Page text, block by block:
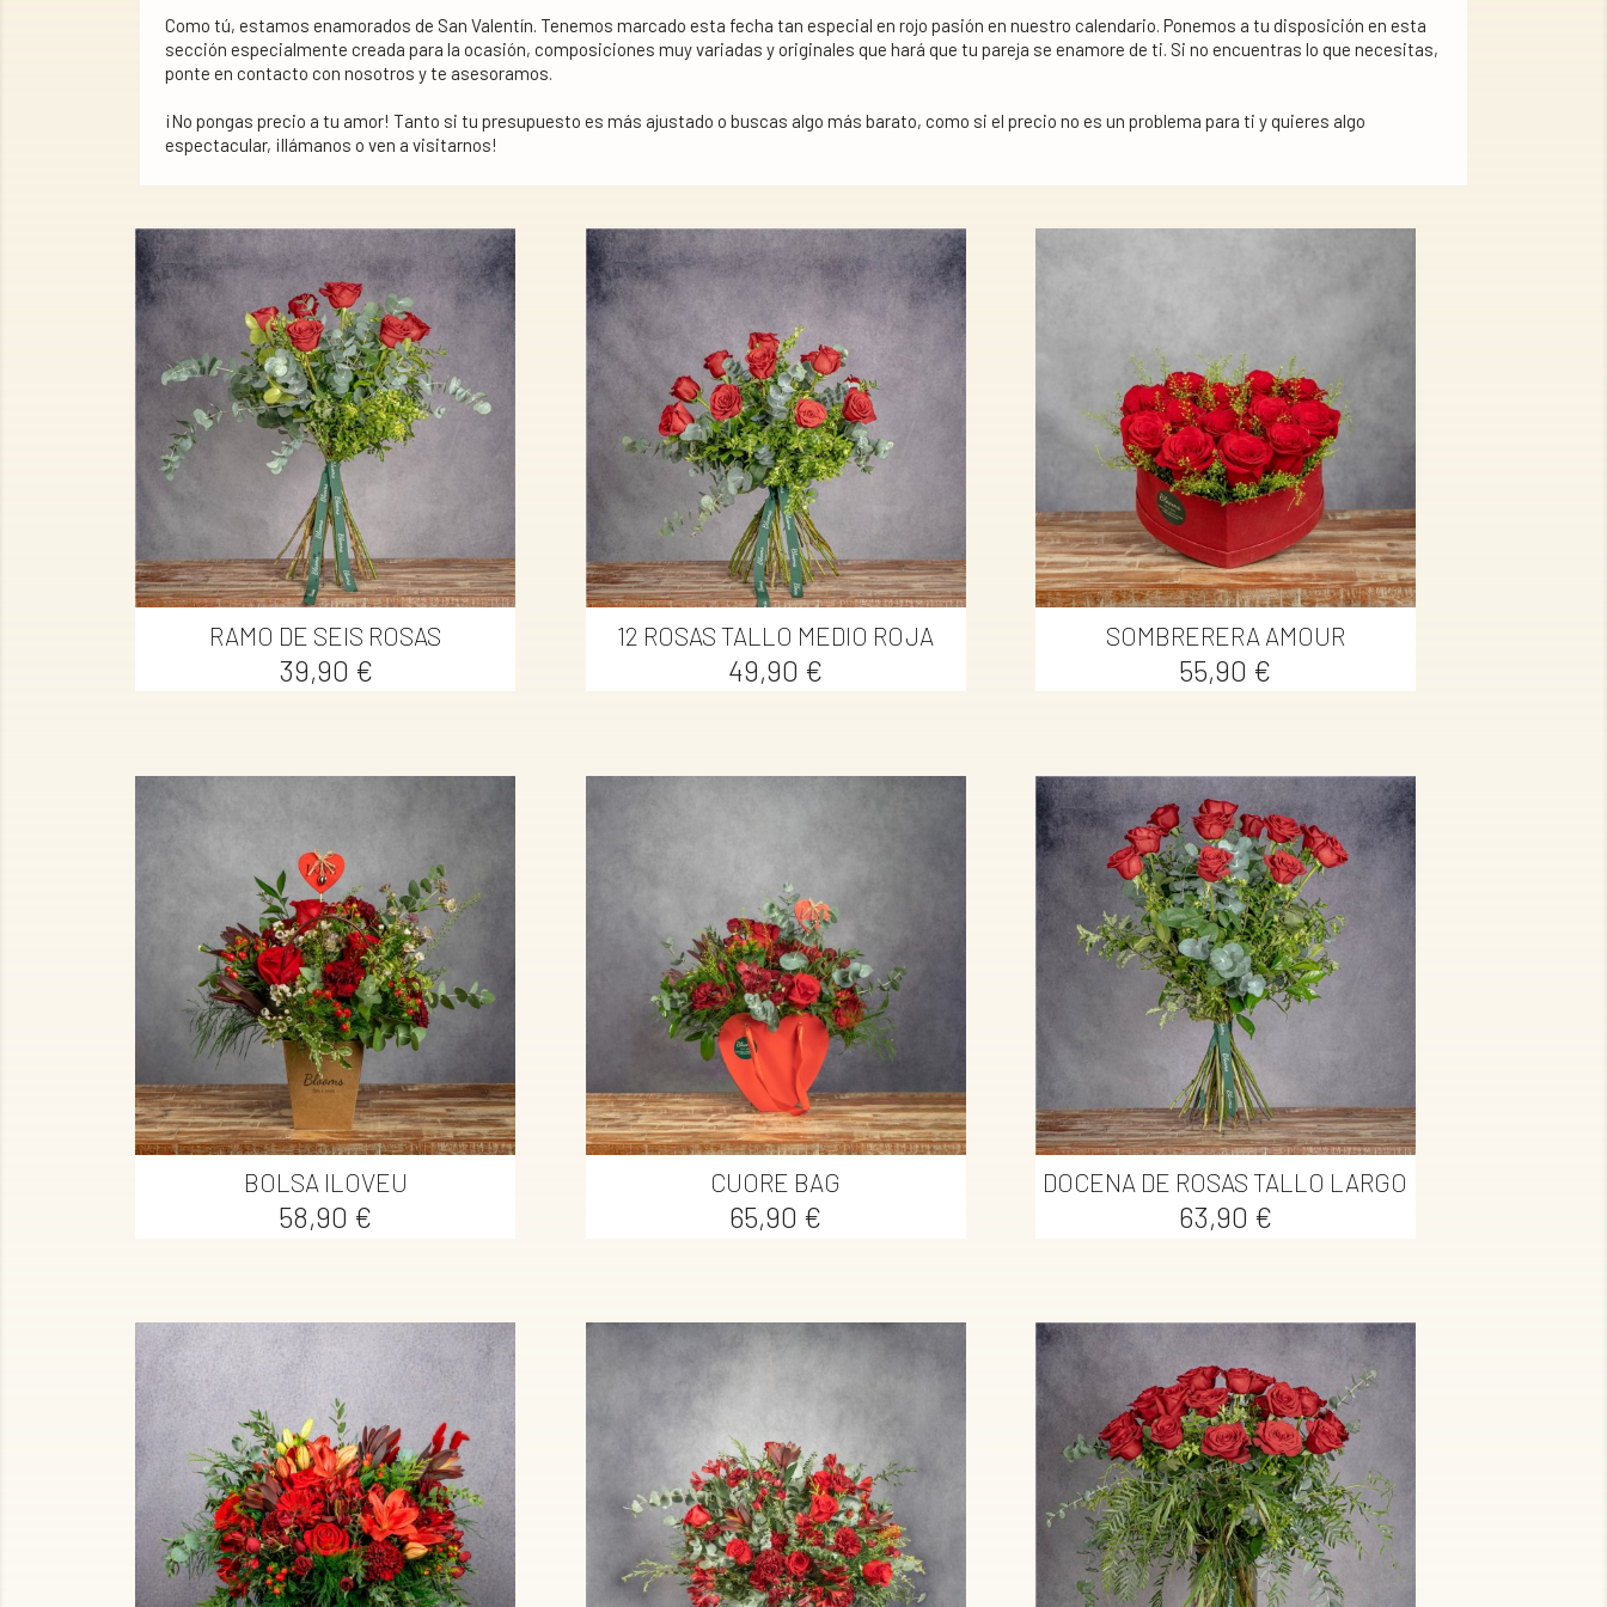
Como tú, estamos enamorados de San Valentín. Tenemos marcado esta fecha tan especial en rojo pasión en nuestro calendario. Ponemos a tu disposición en esta
sección especialmente creada para la ocasión, composiciones muy variadas y originales que hará que tu pareja se enamore de ti. Si no encuentras lo que necesitas,
ponte en contacto con nosotros y te asesoramos.
¡No pongas precio a tu amor! Tanto si tu presupuesto es más ajustado o buscas algo más barato, como si el precio no es un problema para ti y quieres algo
espectacular, ¡llámanos o ven a visitarnos!
RAMO DE SEIS ROSAS
Precio
39,90 €
Vista rápida 12 ROSAS TALLO MEDIO ROJA
Precio
49,90 €
Vista rápida SOMBRERERA AMOUR
Precio
55,90 €
Vista rápida
BOLSA ILOVEU
Precio
58,90 €
 Vista rápida CUORE BAG
Precio
65,90 €
 Vista rápida DOCENA DE ROSAS TALLO LARGO
Precio
63,90 €
Vista rápida